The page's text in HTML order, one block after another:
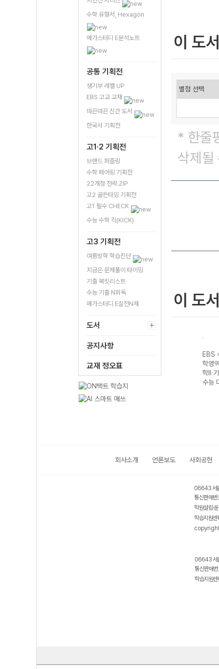
수학 유형서, Hexagon
메가스터디 E분석노트
공통 기획전
생기부 레벨 UP
EBS 고교 교재
따끈따끈 신간 도서
한국사 기획전
고1·2 기획전
브랜드 퍼즐링
수학 페어링 기획전
22개정 전략.ZIP
고2 골든타임 기획전
고1 필수 CHECK
수능 수학 킥(KICK)
고3 기획전
여름방학 학습진단
지금은 문제풀이 타이밍
기출 북킷리스트
수능 기출 N회독
메가스터디 E실전N제
도서
공지사항
교재 정오표
이 도
* 한줄
삭제될
이 도
학탐구영역 지구
능 대비)
EBS
학영
학II·
수능
회사소개 언론보도 사회공헌
06643 서
통신판매
학원설립·
학습지원
06643 서
통신판매
학습지원